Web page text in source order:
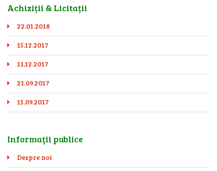
Achiziții & Licitații
22.01.2018
15.12.2017
11.12.2017
21.09.2017
15.09.2017
Informaţii publice
Despre noi